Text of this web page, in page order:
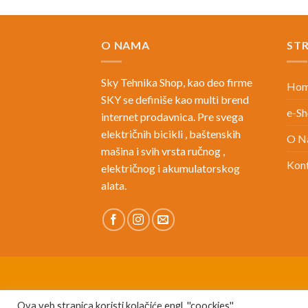
O NAMA
Sky Tehnika Shop, kao deo firme
SKY se definiše kao multi brend
internet prodavnica. Pre svega
električnih bicikli , baštenskih
mašina i svih vrsta ručnog ,
električnog i akumulatorskog
alata.
e-
O
Ova veb stranica koristi kolačiće engl. ''coockies''